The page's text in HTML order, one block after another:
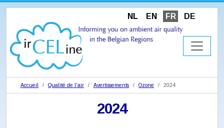
NL EN FR DE
Accueil Qualité de l'air Avertissements Ozone 2024
2024